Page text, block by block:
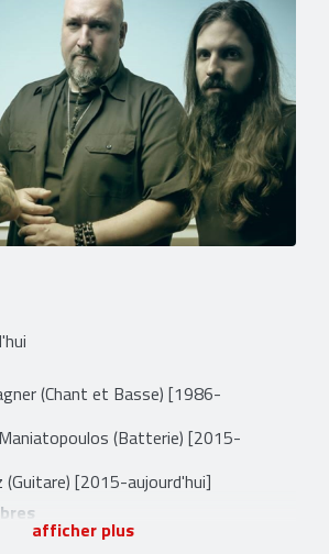
(Chant et Basse) [1986-
(Batterie) [2015-
(Guitare) [2015-aujourd'hui]
[1986-1987]
afficher plus